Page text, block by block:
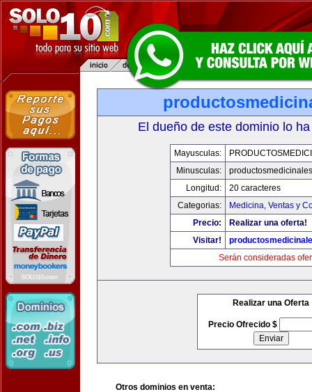
El dueño de este dominio lo
Mayusculas:
Minusculas:
Longitud:
20 caracteres
Categorias:
Medicina, Ventas y
Precio:
Realizar una oferta!
Visitar!
Serán consideradas
Realizar una Oferta
Precio Ofrecido $
Otros dominios en venta: